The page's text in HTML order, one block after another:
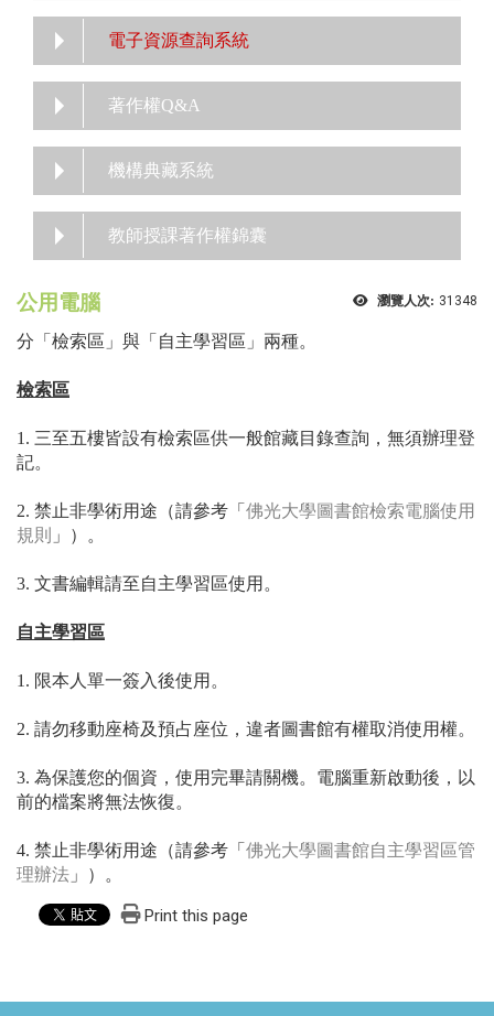
電子資源查詢系統
著作權Q&A
機構典藏系統
教師授課著作權錦囊
瀏覽人次: 31348
公用電腦
分「檢索區」與「自主學習區」兩種。
檢索區
1. 三至五樓皆設有檢索區供一般館藏目錄查詢 ，無須辦理登
記。
2. 禁止非學術用途（請參考「 佛光大學圖書館檢索電腦使用
規則 」）。
3. 文書編輯請至自主學習區使用。
自主學習區
1. 限本人單一簽入後使用。
2. 請勿移動座椅及預占座位，違者圖書館有權取消使用權。
3. 為保護您的個資，使用完畢請關機。電腦重新啟動後，以
前的檔案將無法恢復。
4. 禁止非學術用途（請參考「 佛光大學圖書館自主學習區管
理辦法 」）。
Print this page